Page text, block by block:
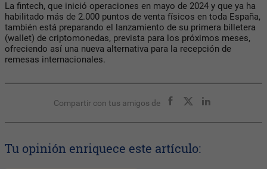
La fintech, que inició operaciones en mayo de 2024 y que ya ha
habilitado más de 2.000 puntos de venta físicos en toda España,
también está preparando el lanzamiento de su primera billetera
(wallet) de criptomonedas, prevista para los próximos meses,
ofreciendo así una nueva alternativa para la recepción de
remesas internacionales.
Compartir con tus amigos de
Tu opinión enriquece este artículo: